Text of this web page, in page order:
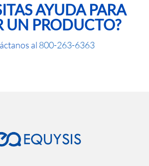
AYUDA PARA
UN PRODUCTO?
al 800-263-6363